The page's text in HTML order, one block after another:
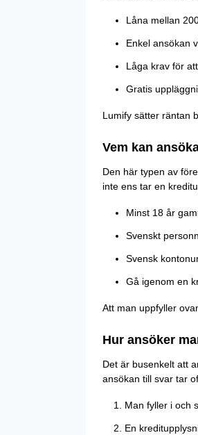
Låna mellan
Enkel ansökan
Låga krav för
Gratis
Lumify sätter räntan
Vem kan
Den här typen av
inte ens tar en
Minst 18 år
Svenskt
Svensk
Gå igenom en
Att man uppfyller
Hur ansöker
Det är busenkelt att
ansökan till svar tar
Man fyller i och
En